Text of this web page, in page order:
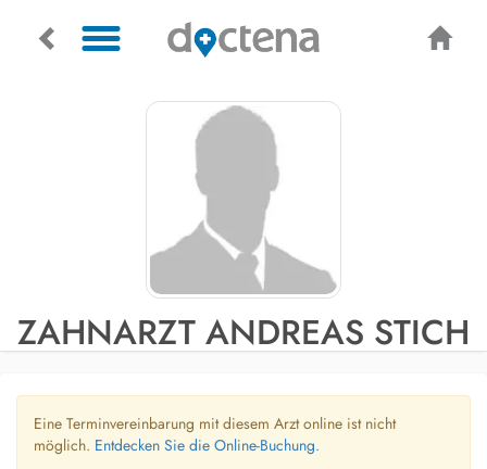
ZAHNARZT ANDREAS STICH
Eine Terminvereinbarung mit diesem Arzt online ist nicht
möglich. Entdecken Sie die Online-Buchung.